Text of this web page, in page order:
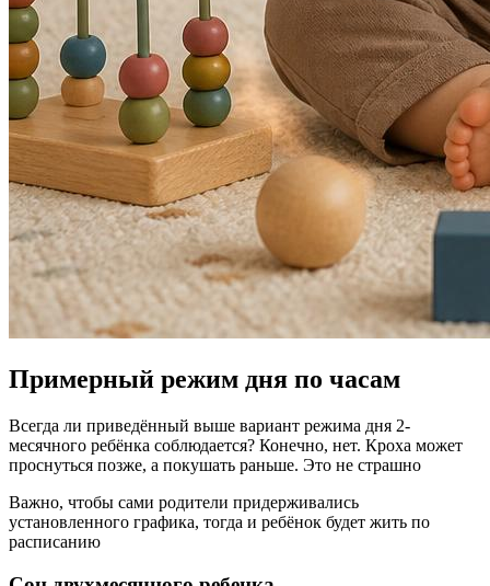
Примерный режим дня по часам
Всегда ли приведённый выше вариант режима дня 2-
месячного ребёнка соблюдается? Конечно, нет. Кроха может
проснуться позже, а покушать раньше. Это не страшно
Важно, чтобы сами родители придерживались
установленного графика, тогда и ребёнок будет жить по
расписанию